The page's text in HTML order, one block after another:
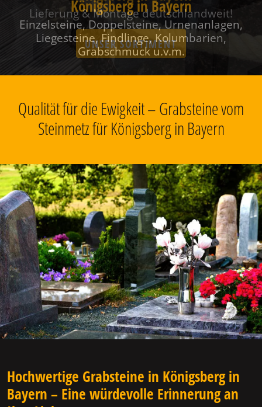
Königsberg in Bayern
Einzelsteine, Doppelsteine, Urnenanlagen,
Liegesteine, Findlinge, Kolumbarien,
Grabschmuck u.v.m.
Qualität für die Ewigkeit – Grabsteine vom
Steinmetz für Königsberg in Bayern
Hochwertige Grabsteine in Königsberg in
Bayern – Eine würdevolle Erinnerung an